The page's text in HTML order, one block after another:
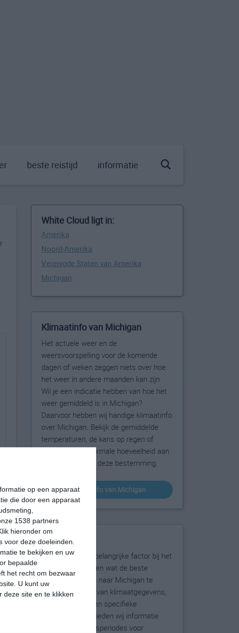
op een apparaat
die door een apparaat
1538 partners
hieronder om
deze doeleinden.
te bekijken en uw
bepaalde
het recht om bezwaar
U kunt uw
deze site en te klikken
beste reistijd informatie
White Cloud ligt in:
Amerika
Noord-Amerika
Verenigde Staten van Amerika
Michigan
Klimaatinfo van Michigan
Het actuele weer en de
weersvoorspelling voor de komende
dagen of weken zeggen niets over hoe
het weer in andere maanden kan zijn.
Wil je een indicatie hebben van hoe het
weer gemiddeld is in Michigan?
Daarvoor hebben wij handige klimaatinfo
over Michigan. Bekijk de gemiddelde
temperaturen, de kans op regen of
sneeuw en de normale hoeveelheid aan
zonneschijn voor deze bestemming.
klimaatinfo van Michigan
Beste reistijd
Het weer is een belangrijke factor bij het
reizen. Wil je weten wat de beste
maanden zijn om naar Michigan te
reizen? Op basis van klimaatgegevens,
weersextremen en specifieke
weerinformatie bieden wij informatie
over de beste reisperiodes voor